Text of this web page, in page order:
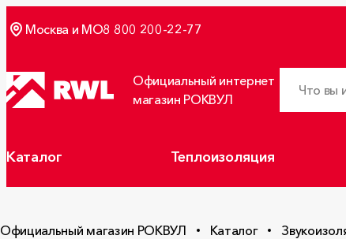
Москва и МО8 800 200-22-77
Официальный интернет
магазин РОКВУЛ
Каталог Теплоизоляция
Официальный магазин РОКВУЛ Каталог